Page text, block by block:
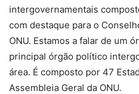
intergovernamentais
com destaque para o
ONU. Estamos a falar de um
principal órgão político
área. É composto por 47
Assembleia Geral da ONU.